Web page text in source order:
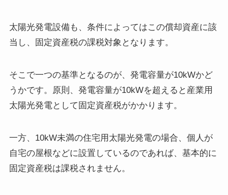
太陽光発電設備も、条件によってはこの償却資産に該
当し、固定資産税の課税対象となります。
そこで一つの基準となるのが、発電容量が10kWかど
うかです。原則、発電容量が10kWを超えると産業用
太陽光発電として固定資産税がかかります。
一方、10kW未満の住宅用太陽光発電の場合、個人が
自宅の屋根などに設置しているのであれば、基本的に
固定資産税は課税されません。